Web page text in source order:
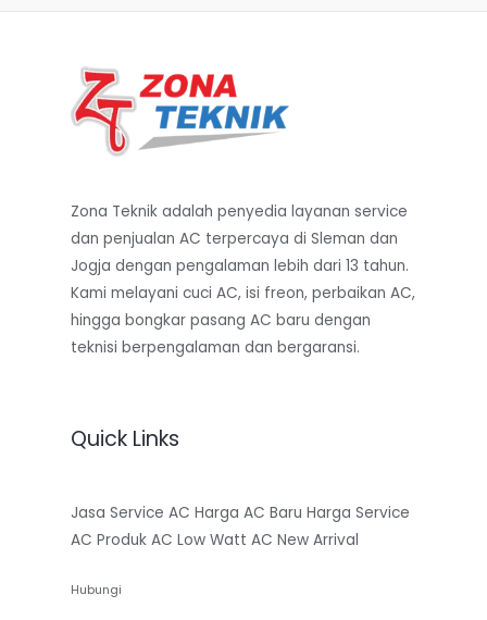
Zona Teknik adalah penyedia layanan service
dan penjualan AC terpercaya di Sleman dan
Jogja dengan pengalaman lebih dari 13 tahun.
Kami melayani cuci AC, isi freon, perbaikan AC,
hingga bongkar pasang AC baru dengan
teknisi berpengalaman dan bergaransi.
Quick Links
Jasa Service AC Harga AC Baru Harga Service
AC Produk AC Low Watt AC New Arrival
Hubungi